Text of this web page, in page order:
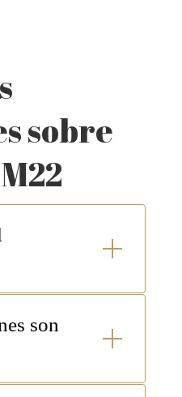
sobre
gracias al sistema
SapphireCool™
las molestias
son